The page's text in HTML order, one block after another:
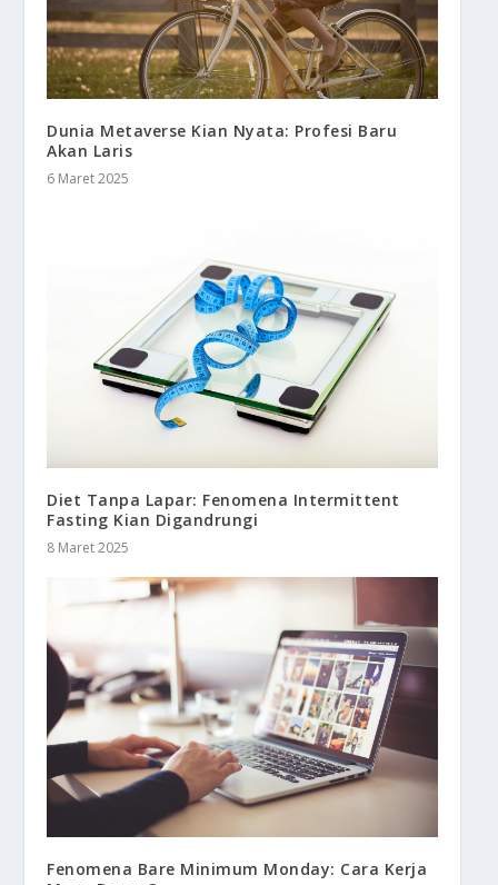
Dunia Metaverse Kian Nyata: Profesi Baru
Akan Laris
6 Maret 2025
Diet Tanpa Lapar: Fenomena Intermittent
Fasting Kian Digandrungi
8 Maret 2025
Fenomena Bare Minimum Monday: Cara Kerja